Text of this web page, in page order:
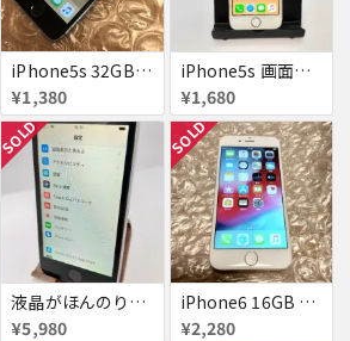
iPhone5s 32GB docomo 画面割れ
¥1,380
iPhone5s 画面割れ
¥1,680
SOLD
液晶がほんのり黄色いiPhone SE
¥5,980
SOLD
iPhone6 16GB au 液晶表示不良
¥2,280